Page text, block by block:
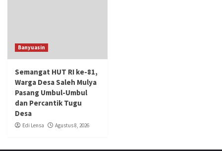
Banyuasin
Semangat HUT RI ke-81,
Warga Desa Saleh Mulya
Pasang Umbul-Umbul
dan Percantik Tugu
Desa
Edi Lensa Agustus 8, 2026